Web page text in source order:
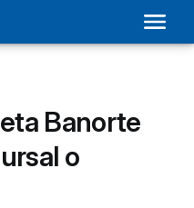
Banorte
o